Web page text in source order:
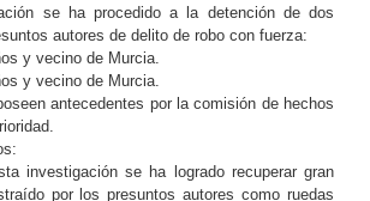
se ha procedido a la detención de dos
autores de delito de robo con fuerza:
y vecino de Murcia.
y vecino de Murcia.
antecedentes por la comisión de hechos
investigación se ha logrado recuperar gran
por los presuntos autores como ruedas